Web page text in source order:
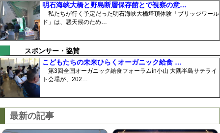
明石海峡大橋と野島断層保存館とで視察の意…
私たちが行く予定だった明石海峡大橋塔頂体験「ブリッジワール
ド」は、悪天候のため…
スポンサー・協賛
こどもたちの未来ひらくオーガニック給食 …
第3回全国オーガニック給食フォーラムin小山 大隅半島サテライ
ト会場が、202…
最新の記事